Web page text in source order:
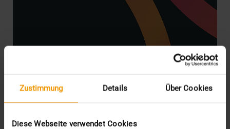
Zustimmung Details Über Cookies
Diese Webseite verwendet Cookies
08.07.2025